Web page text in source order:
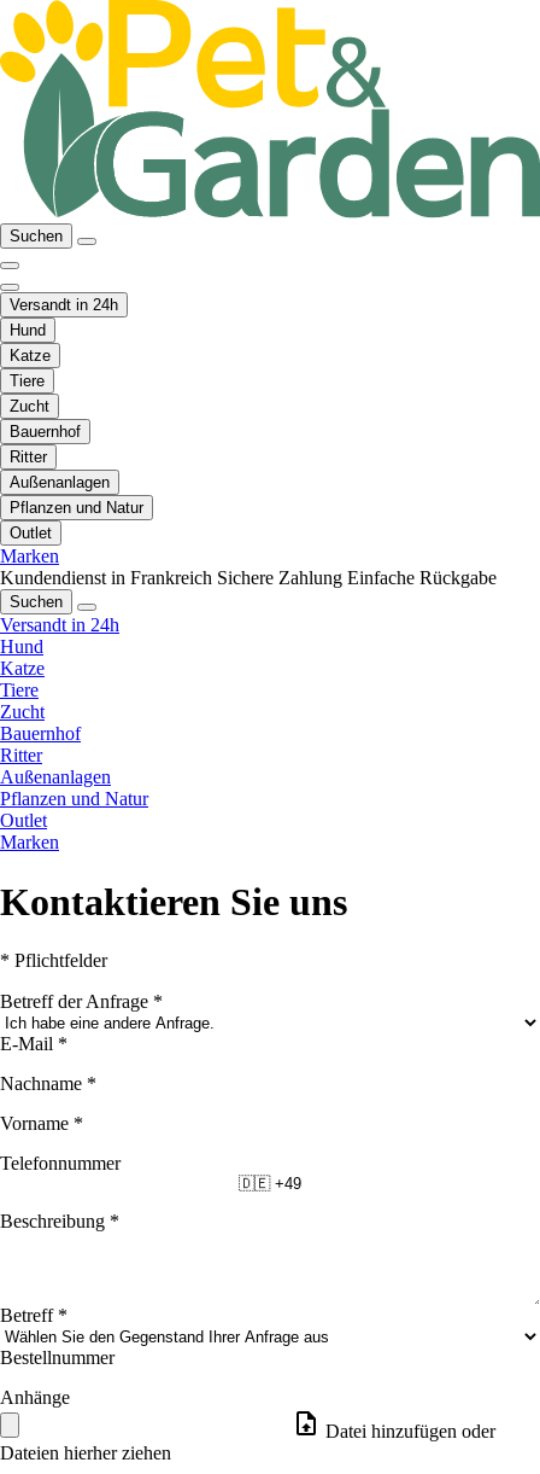
Suchen
Versandt in 24h
Hund
Katze
Tiere
Zucht
Bauernhof
Ritter
Außenanlagen
Pflanzen und Natur
Outlet
Marken
Kundendienst in Frankreich Sichere Zahlung Einfache Rückgabe
Suchen
Versandt in 24h
Hund
Katze
Tiere
Zucht
Bauernhof
Ritter
Außenanlagen
Pflanzen und Natur
Outlet
Marken
Kontaktieren Sie uns
* Pflichtfelder
Betreff der Anfrage *
E-Mail *
Nachname *
Vorname *
Telefonnummer
🇩🇪 +49
Beschreibung *
Betreff *
Bestellnummer
Anhänge
Datei hinzufügen oder
Dateien hierher ziehen